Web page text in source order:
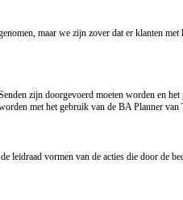
maar we zijn zover dat er klanten
zijn doorgevoerd moeten worden en
met het gebruik van de BA Planner
leidraad vormen van de acties die door de